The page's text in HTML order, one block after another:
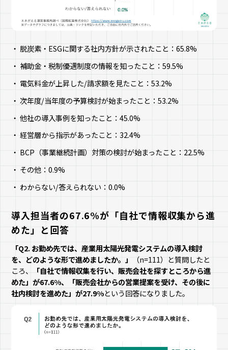
脱炭素・ESGに関する社内方針が示されたこと：65.8%
補助金・税制優遇制度の情報を知ったこと：59.5%
電気料金が上昇した/請求額を見たこと：53.2%
次年度/当年度の予算検討が始まったこと：53.2%
他社の導入事例を知ったこと：45.0%
経営層から指示があったこと：32.4%
BCP（事業継続計画）対策の検討が始まったこと：22.5%
その他：0.9%
わからない/答えられない：0.0%
導入担当者の67.6%が「自社で情報収集から進
めた」と回答
「Q2. お勤め先では、産業用太陽光発電システムの導入検討
を、どのような形で進めましたか。」
（n=111）と質問したと
ころ、
「自社で情報収集を行い、販売会社を探すところから進
めた」が67.6%、「販売会社からの営業提案を受け、その後に
社内検討を進めた」が27.9%という回答になりました。